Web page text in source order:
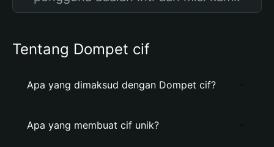
Tentang Dompet cif
Apa yang dimaksud dengan Dompet cif?
Apa yang membuat cif unik?